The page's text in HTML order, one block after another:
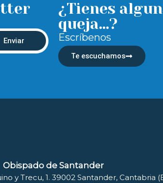
Enviar
¿Tienes
queja...?
Escríbenos
Te escuchamos
Obispado de Santander
y Trecu, 1. 39002 Santander, Cantabria